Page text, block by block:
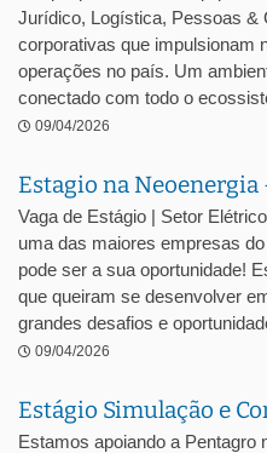
Jurídico, Logística, Pessoas &
corporativas que impulsionam
operações no país. Um
conectado com todo o
09/04/2026
Estagio na
Vaga de Estágio | Setor
uma das maiores empresas
pode ser a sua oportunidade!
que queiram se desenvolver
grandes desafios e
09/04/2026
Estágio Simulação e
Estamos apoiando a Pentagro